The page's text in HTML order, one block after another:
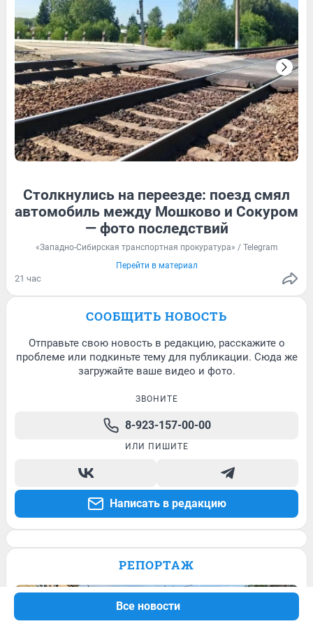
Все новости
11 Обсудить
121 1 16 Обсудить
125 Обсудить 19 Обсудить
Столкнулись на переезде: поезд смял
автомобиль между Мошково и Сокуром
— фото последствий
«Западно-Сибирская транспортная прокуратура» / Telegram
Перейти в материал
21 час
СООБЩИТЬ НОВОСТЬ
Отправьте свою новость в редакцию, расскажите о
проблеме или подкиньте тему для публикации. Сюда же
загружайте ваше видео и фото.
ЗВОНИТЕ
8-923-157-00-00
ИЛИ ПИШИТЕ
Написать в редакцию
РЕПОРТАЖ